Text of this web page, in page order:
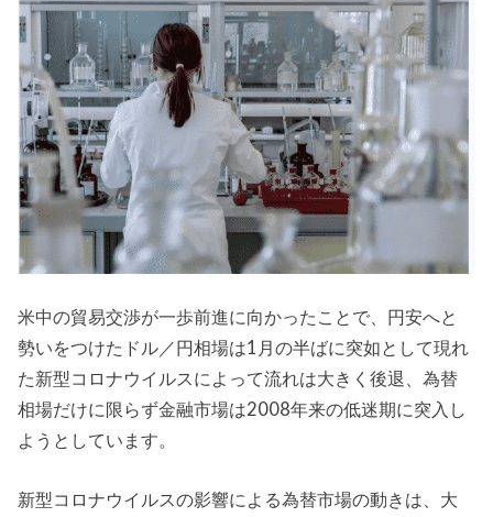
米中の貿易交渉が一歩前進に向かったことで、円安へと
勢いをつけたドル／円相場は1月の半ばに突如として現れ
た新型コロナウイルスによって流れは大きく後退、為替
相場だけに限らず金融市場は2008年来の低迷期に突入し
ようとしています。
新型コロナウイルスの影響による為替市場の動きは、大